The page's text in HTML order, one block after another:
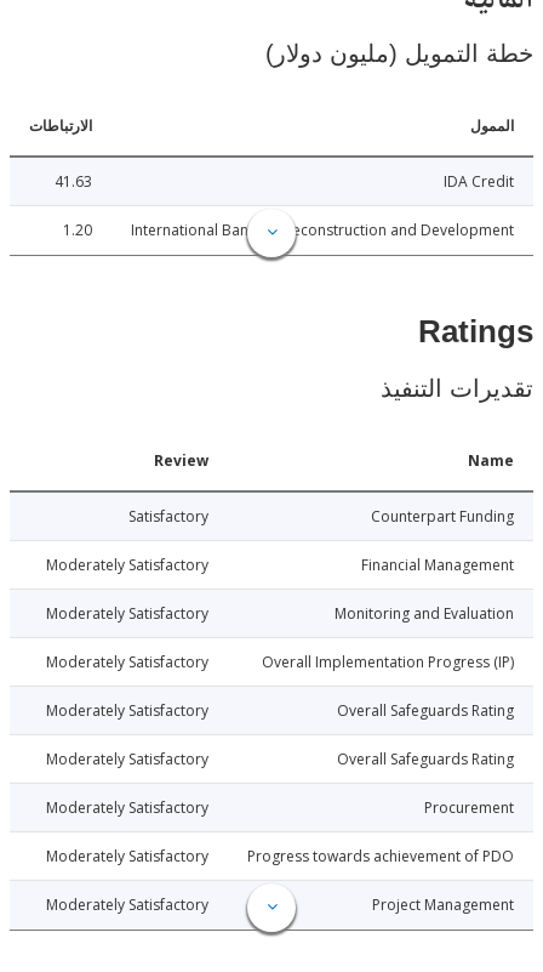
(مليون دولار)
الارتباطات
IDA
International Bank for Reconstruction and
1.20
التنفيذ
Counterpart
Satisfactory
Financial
Moderately Satisfactory
12-21
Monitoring and
Moderately Satisfactory
12-21
Overall Implementation
Moderately Satisfactory
12-21
Overall Safeguards
Moderately Satisfactory
12-21
Overall Safeguards
Moderately Satisfactory
12-21
Moderately Satisfactory
12-21
Progress towards achievement of
Moderately Satisfactory
12-21
Project
Moderately Satisfactory
12-21